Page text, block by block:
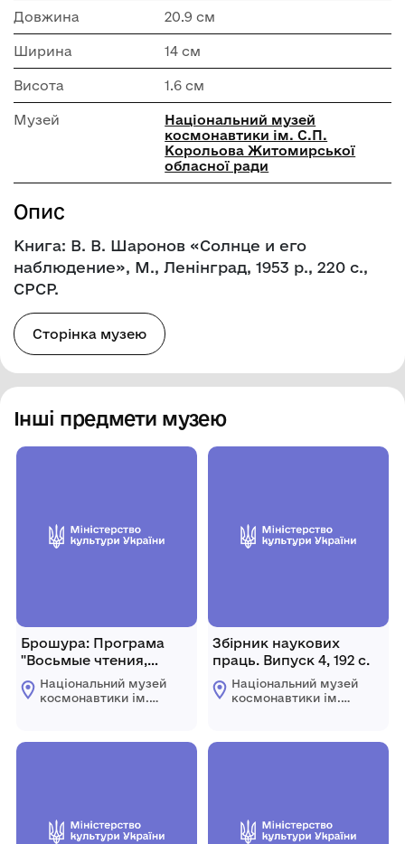
Довжина 20.9 см
Ширина 14 см
Висота 1.6 см
Музей
Національний музей
космонавтики ім. С.П.
Корольова Житомирської
обласної ради
Опис
Книга: В. В. Шаронов «Солнце и его
наблюдение», М., Ленінград, 1953 р., 220 с.,
СРСР.
Сторінка музею
Інші предмети музею
Брошура: Програма
"Восьмые чтения,
посвященные
разработке научного
Циолковского", 1973р.,
Національний музей
космонавтики ім.
обласної ради
Збірник наукових
праць. Випуск 4, 192 с.
Національний музей
космонавтики ім.
обласної ради